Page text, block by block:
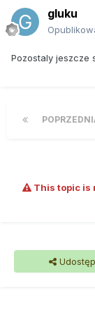
gluku
Pozostaly jeszcze
This topic is